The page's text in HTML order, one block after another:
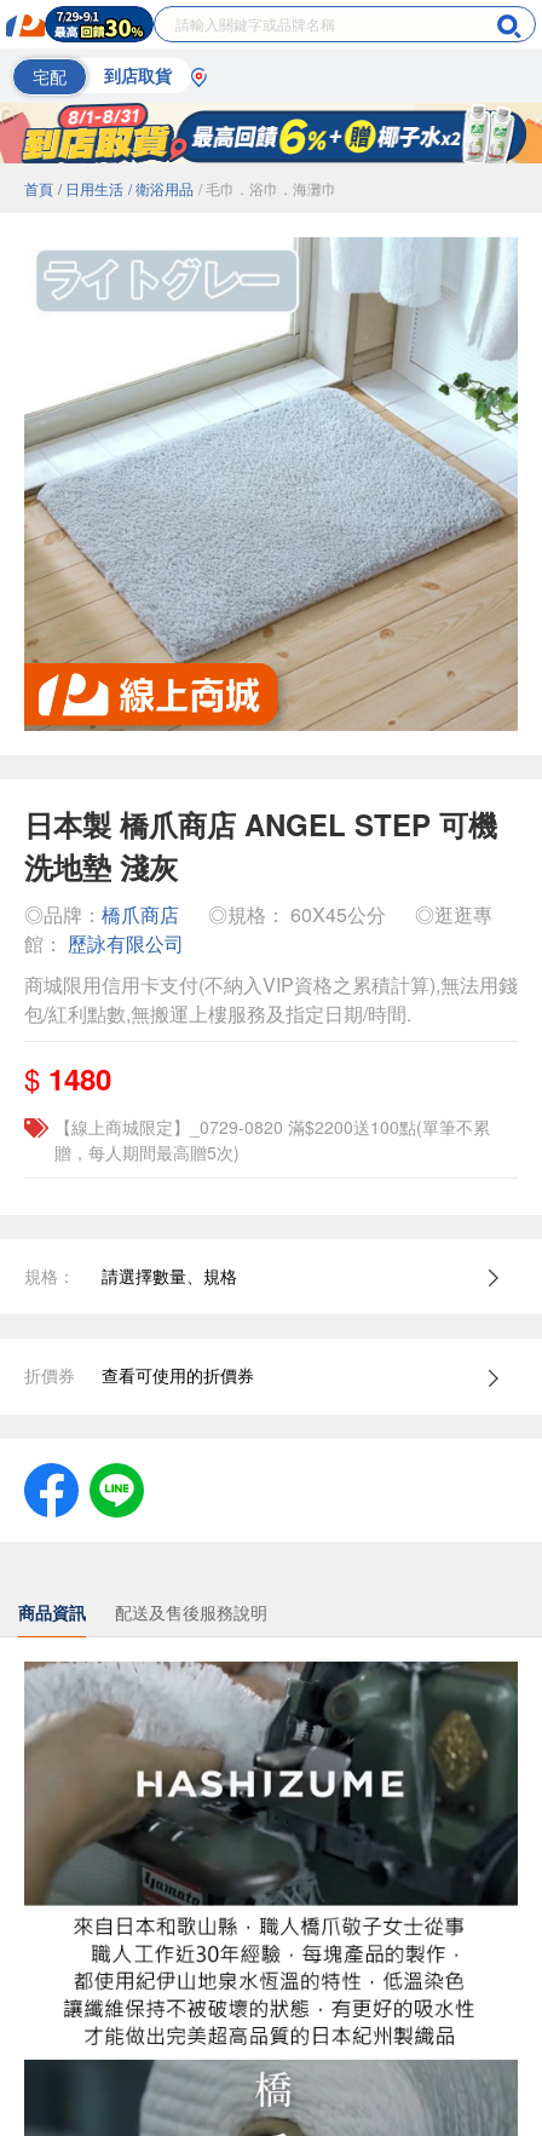
宅配 到店取貨
首頁 / 日用生活 / 衛浴用品 / 毛巾．浴巾．海灘巾
日本製 橋爪商店 ANGEL STEP 可機
洗地墊 淺灰
◎品牌： 橋爪商店 ◎規格： 60X45公分
◎逛逛專
館： 歷詠有限公司
商城限用信用卡支付(不納入VIP資格之累積計算),無法用錢
包/紅利點數,無搬運上樓服務及指定日期/時間.
$ 1480
【線上商城限定】_0729-0820 滿$2200送100點(單筆不累
贈，每人期間最高贈5次)
規格： 請選擇數量、規格
折價券 查看可使用的折價券
商品資訊 配送及售後服務說明